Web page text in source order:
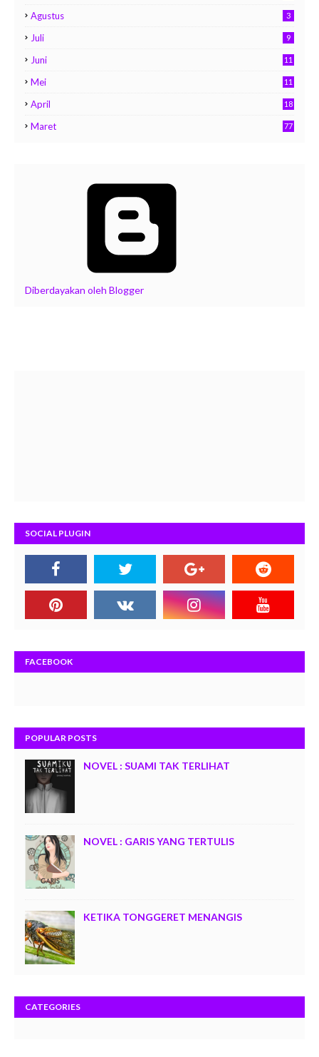
Agustus 3
Juli 9
Juni 11
Mei 11
April 18
Maret 77
Diberdayakan oleh Blogger
SOCIAL PLUGIN
FACEBOOK
POPULAR POSTS
NOVEL : SUAMI TAK TERLIHAT
NOVEL : GARIS YANG TERTULIS
KETIKA TONGGERET MENANGIS
CATEGORIES